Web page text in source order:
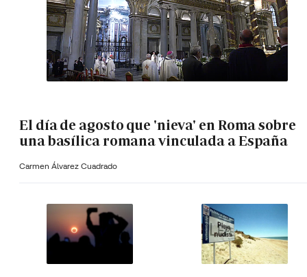
El día de agosto que 'nieva' en Roma sobre
una basílica romana vinculada a España
Carmen Álvarez Cuadrado